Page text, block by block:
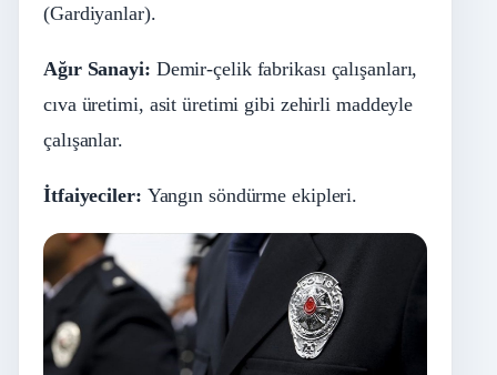
(Gardiyanlar).
Ağır Sanayi: Demir-çelik fabrikası çalışanları,
cıva üretimi, asit üretimi gibi zehirli maddeyle
çalışanlar.
İtfaiyeciler: Yangın söndürme ekipleri.